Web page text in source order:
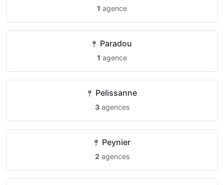
1 agence
Paradou
1 agence
Pelissanne
3agences
Peynier
2 agences